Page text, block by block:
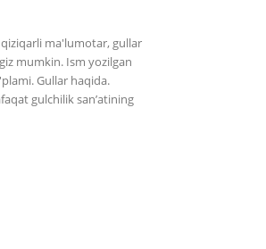
ma'lumotar, gullar
mumkin. Ism yozilgan
Gullar haqida.
gulchilik san’atining